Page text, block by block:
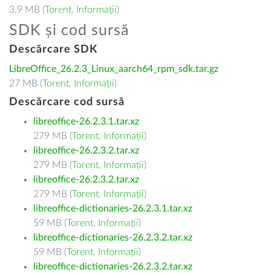
3.9 MB (Torent, Informații)
SDK și cod sursă
Descărcare SDK
LibreOffice_26.2.3_Linux_aarch64_rpm_sdk.tar.gz
27 MB (Torent, Informații)
Descărcare cod sursă
libreoffice-26.2.3.1.tar.xz
279 MB (Torent, Informații)
libreoffice-26.2.3.2.tar.xz
279 MB (Torent, Informații)
libreoffice-26.2.3.2.tar.xz
279 MB (Torent, Informații)
libreoffice-dictionaries-26.2.3.1.tar.xz
59 MB (Torent, Informații)
libreoffice-dictionaries-26.2.3.2.tar.xz
59 MB (Torent, Informații)
libreoffice-dictionaries-26.2.3.2.tar.xz